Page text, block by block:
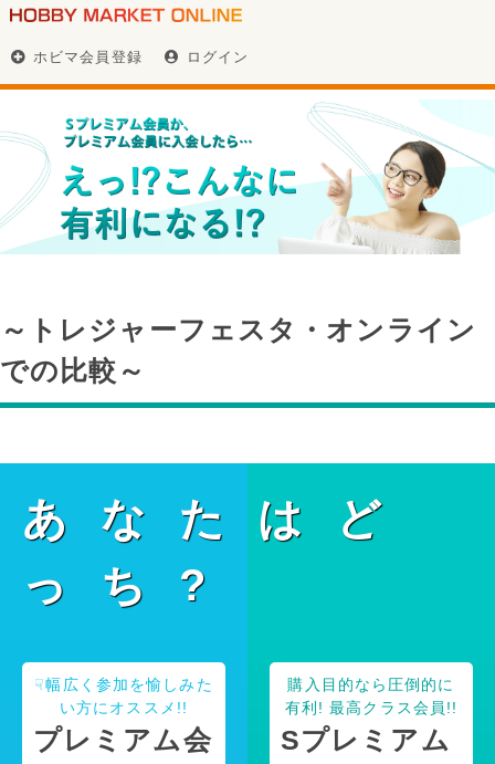
ホビマ会員登録 ログイン
～トレジャーフェスタ・オンライン
での比較～
あなたはど
っち?
☟幅広く参加を愉しみた
い方にオススメ!!
プレミアム会
購入目的なら圧倒的に
有利! 最高クラス会員!!
Sプレミアム